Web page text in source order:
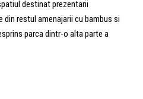
destinat prezentarii
din restul amenajarii cu bambus si
parca dintr-o alta parte a